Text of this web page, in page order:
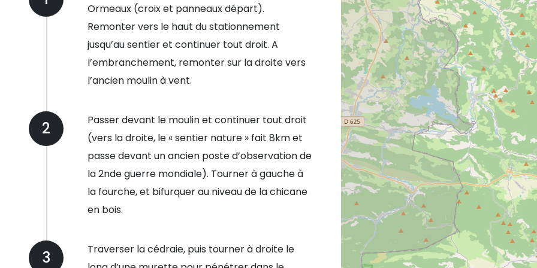
Ormeaux (croix et panneaux départ).
Remonter vers le haut du stationnement
jusqu’au sentier et continuer tout droit. A
l’embranchement, remonter sur la droite vers
l’ancien moulin à vent.
2
Passer devant le moulin et continuer tout droit
(vers la droite, le « sentier nature » fait 8km et
passe devant un ancien poste d’observation de
la 2nde guerre mondiale). Tourner à gauche à
la fourche, et bifurquer au niveau de la chicane
en bois.
3
Traverser la cédraie, puis tourner à droite le